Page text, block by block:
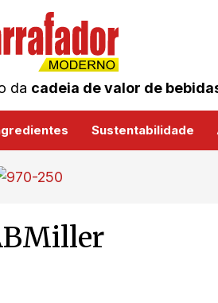
da cadeia de valor de
Sustentabilidade